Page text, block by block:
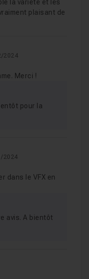
la variété et les
plaisant de
2024
Merci !
pour la
2024
dans le VFX en
avis. A bientôt